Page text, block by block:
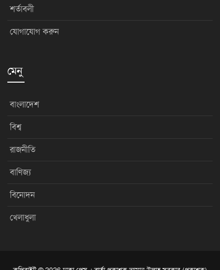
শর্তাবলী
যোগাযোগ করুন
মেনু
বাংলাদেশ
বিশ্ব
রাজনীতি
বাণিজ্য
বিনোদন
খেলাধুলা